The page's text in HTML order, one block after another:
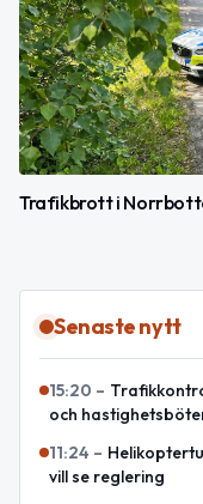
Trafikbrott i
Senaste nytt
15:20 –
och
11:24 –
vill se reglering